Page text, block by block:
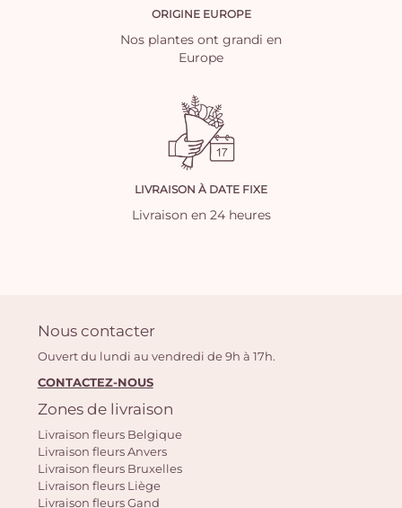
ORIGINE EUROPE
Nos plantes ont grandi en
Europe
LIVRAISON À DATE FIXE
Livraison en 24 heures
Nous contacter
Ouvert du lundi au vendredi de 9h à 17h.
CONTACTEZ-NOUS
Zones de livraison
Livraison fleurs Belgique
Livraison fleurs Anvers
Livraison fleurs Bruxelles
Livraison fleurs Liège
Livraison fleurs Gand